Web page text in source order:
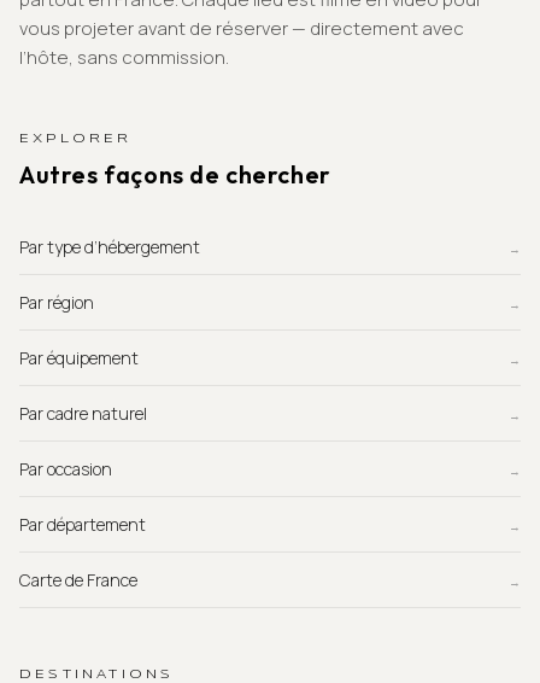
vous projeter avant de réserver — directement avec
l’hôte, sans commission.
EXPLORER
Autres façons de chercher
Par type d’hébergement →
Par région →
Par équipement →
Par cadre naturel →
Par occasion →
Par département →
Carte de France →
DESTINATIONS